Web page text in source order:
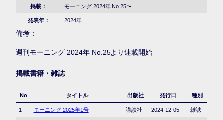
掲載： モーニング 2024年 No.25〜
発表年： 2024年
備考：
週刊モーニング 2024年 No.25より連載開始
掲載書籍・雑誌
No タイトル 出版社 発行日 種別
1 モーニング 2025年1号 講談社 2024-12-05 雑誌